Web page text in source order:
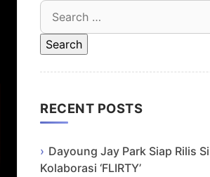
Search
for:
RECENT POSTS
Dayoung Jay Park Siap Rilis
Kolaborasi ‘FLIRTY’